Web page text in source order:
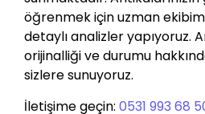
öğrenmek için uzman
detaylı analizler yapıyoruz.
orijinalliği ve durumu
sizlere sunuyoruz.
İletişime geçin: 0531 993 68